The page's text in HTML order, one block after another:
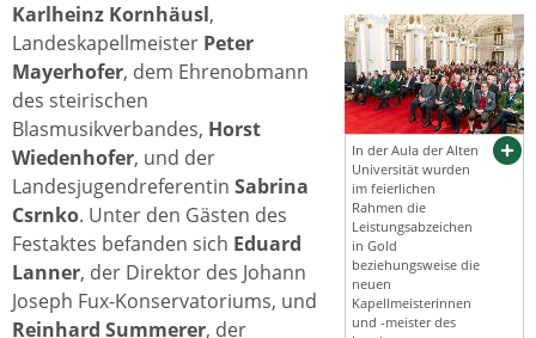
In der Aula der Alten
Universität wurden
im feierlichen
Rahmen die
Leistungsabzeichen
in Gold
beziehungsweise die
neuen
Kapellmeisterinnen
und -meister des
Karlheinz Kornhäusl,
Landeskapellmeister Peter
Mayerhofer, dem Ehrenobmann
des steirischen
Blasmusikverbandes, Horst
Wiedenhofer, und der
Landesjugendreferentin Sabrina
Csrnko. Unter den Gästen des
Festaktes befanden sich Eduard
Lanner, der Direktor des Johann
Joseph Fux-Konservatoriums, und
Reinhard Summerer, der